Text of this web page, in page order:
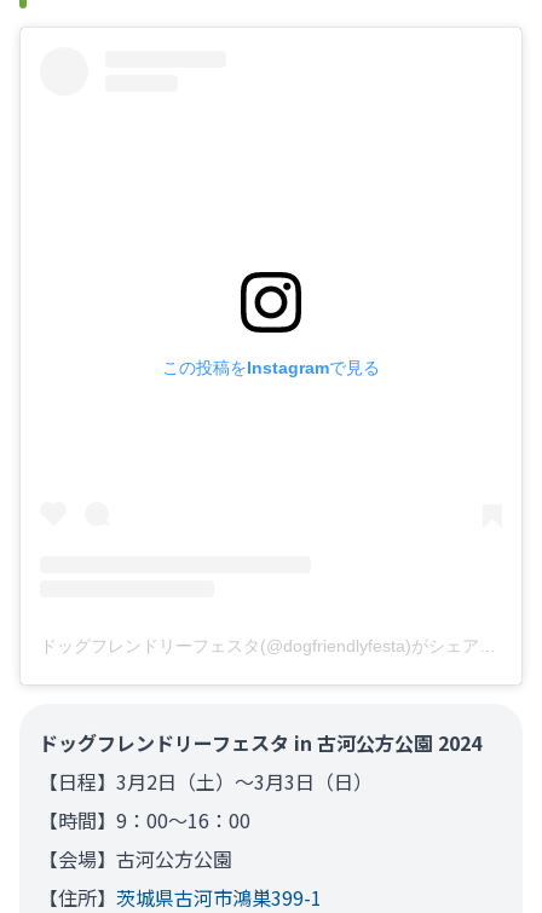
この投稿をInstagramで見る
ドッグフレンドリーフェスタ in 古河公方公園 2024
【日程】3月2日（土）～3月3日（日）
【時間】9：00～16：00
【会場】古河公方公園
【住所】 茨城県古河市鴻巣399-1